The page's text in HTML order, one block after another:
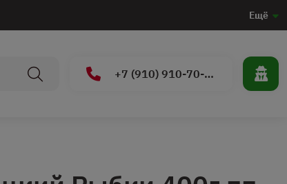
Ещё
+7 (910) 910-70-15